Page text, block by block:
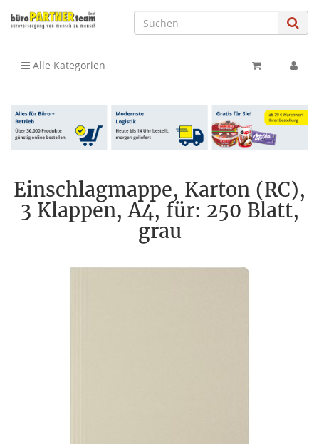
Alle Kategorien
Einschlagmappe, Karton (RC),
3 Klappen, A4, für: 250 Blatt,
grau